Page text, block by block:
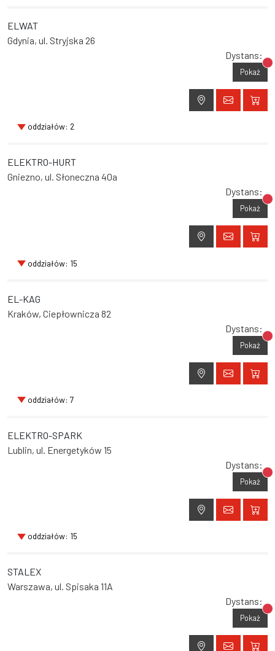
ELWAT
Gdynia, ul. Stryjska 26
Dystans:
Pokaż
oddziałów: 2
ELEKTRO-HURT
Gniezno, ul. Słoneczna 40a
Dystans:
Pokaż
oddziałów: 15
EL-KAG
Kraków, Ciepłownicza 82
Dystans:
Pokaż
oddziałów: 7
ELEKTRO-SPARK
Lublin, ul. Energetyków 15
Dystans:
Pokaż
oddziałów: 15
STALEX
Warszawa, ul. Spisaka 11A
Dystans:
Pokaż